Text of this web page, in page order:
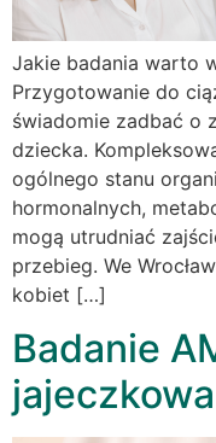
Jakie badania warto
Przygotowanie do
świadomie zadbać o
dziecka.
ogólnego stanu
hormonalnych,
mogą utrudniać
przebieg. We
kobiet […]
Badanie
jajeczkowa